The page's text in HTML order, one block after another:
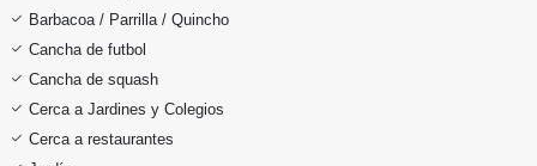
Barbacoa / Parrilla / Quincho
Cancha de futbol
Cancha de squash
Cerca a Jardines y Colegios
Cerca a restaurantes